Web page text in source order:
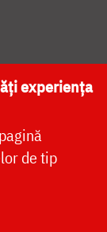
MEDIA
experiența
de tip